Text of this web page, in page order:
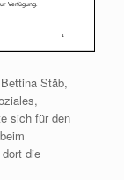
Stäb,
sich für den
die